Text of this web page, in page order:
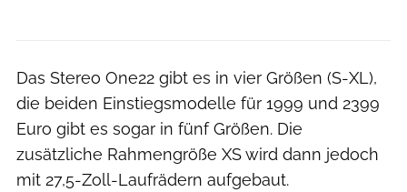
Das Stereo One22 gibt es in vier Größen (S-XL),
die beiden Einstiegsmodelle für 1999 und 2399
Euro gibt es sogar in fünf Größen. Die
zusätzliche Rahmengröße XS wird dann jedoch
mit 27,5-Zoll-Laufrädern aufgebaut.